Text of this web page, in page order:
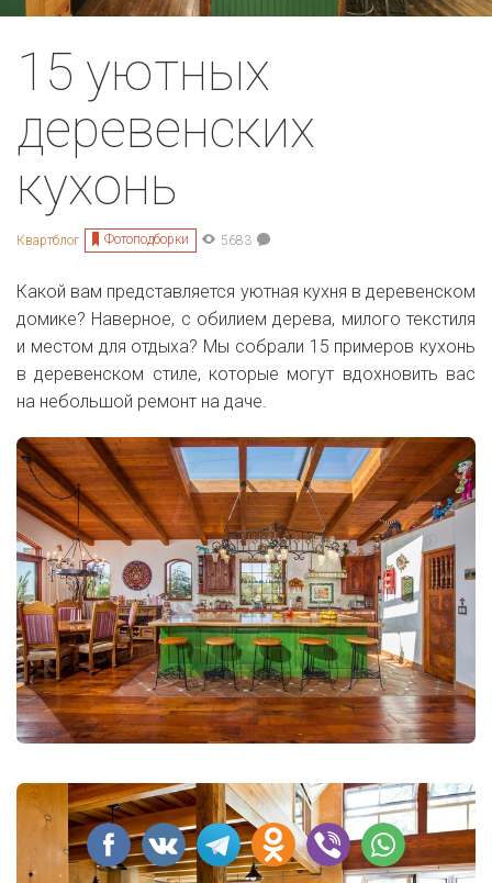
15 уютных
деревенских
кухонь
Квартблог Фотоподборки 5683
Какой вам представляется уютная кухня в деревенском
домике? Наверное, с обилием дерева, милого текстиля
и местом для отдыха? Мы собрали 15 примеров кухонь
в деревенском стиле, которые могут вдохновить вас
на небольшой ремонт на даче.